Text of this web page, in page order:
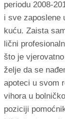
periodu 2008-
i sve zaposlene
kuću. Zaista
lični
što je
želje da se
apoteci u svom
vihora u
poziciji